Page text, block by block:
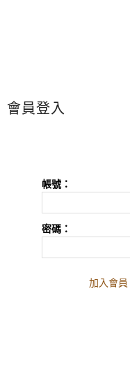
會員登入
帳號：
密碼：
加入會員